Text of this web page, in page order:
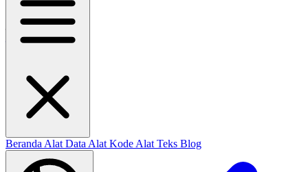
العربية
العربية
हिन्दी
Bahasa
Beranda Alat Data Alat Kode Alat Teks Blog